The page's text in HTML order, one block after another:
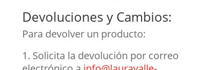
Devoluciones y Cambios:
Para devolver un producto:
Solicita la devolución por correo